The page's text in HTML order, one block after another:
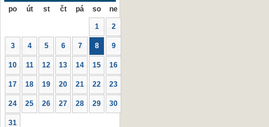
po út st čt pá so ne
1 2
3 4 5 6 7 8 9
10 11 12 13 14 15 16
17 18 19 20 21 22 23
24 25 26 27 28 29 30
31